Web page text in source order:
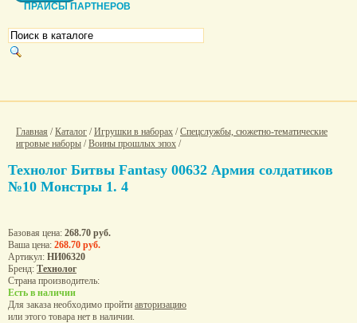
ПРАЙСЫ ПАРТНЕРОВ
Главная /Каталог /Игрушки в наборах /Спецслужбы, сюжетно-тематические
игровые наборы /Воины прошлых эпох /
Технолог Битвы Fantasy 00632 Армия солдатиков
№10 Монстры 1. 4
Базовая цена: 268.70 руб.
Ваша цена: 268.70 руб.
Артикул: НИ06320
Бренд: Технолог
Страна производитель:
Есть в наличии
Для заказа необходимо пройти авторизацию
или этого товара нет в наличии.